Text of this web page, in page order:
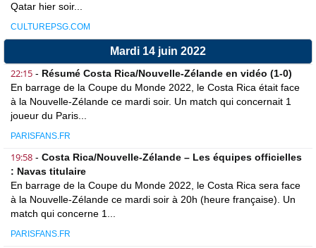
Qatar hier soir...
CULTUREPSG.COM
Mardi 14 juin 2022
22:15 - Résumé Costa Rica/Nouvelle-Zélande en vidéo (1-0)
En barrage de la Coupe du Monde 2022, le Costa Rica était face
à la Nouvelle-Zélande ce mardi soir. Un match qui concernait 1
joueur du Paris...
PARISFANS.FR
19:58 - Costa Rica/Nouvelle-Zélande – Les équipes officielles
: Navas titulaire
En barrage de la Coupe du Monde 2022, le Costa Rica sera face
à la Nouvelle-Zélande ce mardi soir à 20h (heure française). Un
match qui concerne 1...
PARISFANS.FR